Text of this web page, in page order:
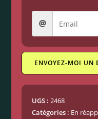
ENVOYEZ-MOI UN
UGS :2468
Catégories : En